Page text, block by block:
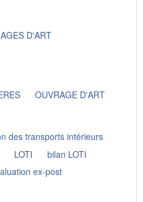
D'ART
OUVRAGE D'ART
des transports intérieurs
LOTI
bilan LOTI
ex-post